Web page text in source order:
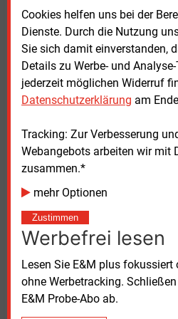
Cookies helfen uns bei der
Dienste. Durch die Nutzung
Sie sich damit einverstanden,
Details zu Werbe- und
jederzeit möglichen Widerruf
Datenschutzerklärung am
Tracking: Zur Verbesserung
Webangebots arbeiten wir mit
zusammen.*
mehr Optionen
Zustimmen
Werbefrei lesen
Lesen Sie E&M plus fokussiert
ohne Werbetracking.
E&M Probe-Abo ab.
Nordex baut
Auch Nordex ordnet die
Partnerschaft ein. Nach
Blanco, CEO der Nordex
umfangreiche Projektpipeline
europäischen Ländern bereit.
Bereits Ende des
Green Power erstmals
ein Projekt in Rumänien
sich um neun Anlagen des
diesem Projekt ist Nordex
Verbund tätig.